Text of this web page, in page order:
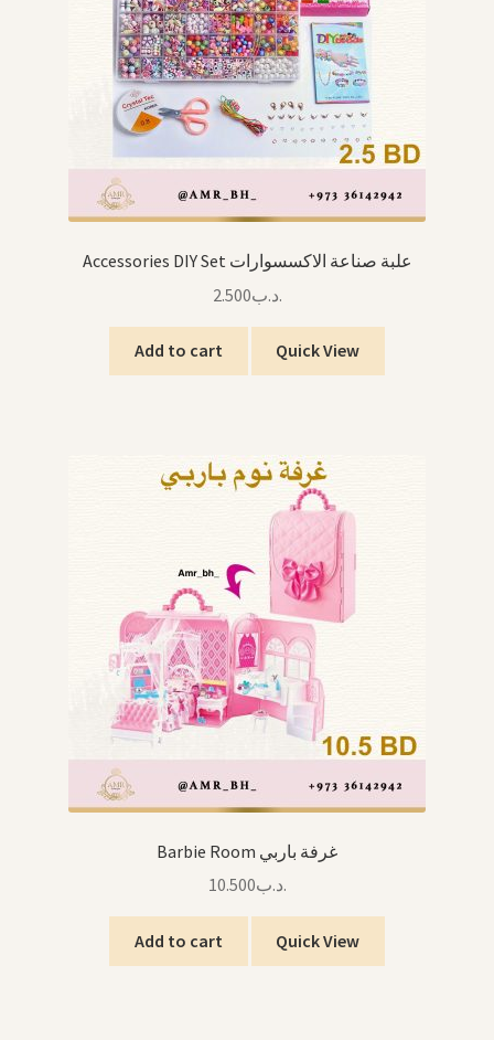
Accessories DIY Set علبة صناعة الاكسسوارات
.د.ب2.500
Add to cart Quick View
Barbie Room غرفة باربي
.د.ب10.500
Add to cart Quick View